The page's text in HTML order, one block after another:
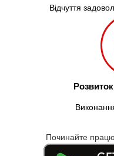
Відчуття
Починайте